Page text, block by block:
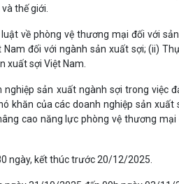
thế giới.
về phòng vệ thương mại đối với
đối với ngành sản xuất sợi; (ii)
xuất sợi Việt Nam.
nghiệp sản xuất ngành sợi trong việc
khăn của các doanh nghiệp sản
cao năng lực phòng vệ thương
ngày, kết thúc trước 20/12/2025.